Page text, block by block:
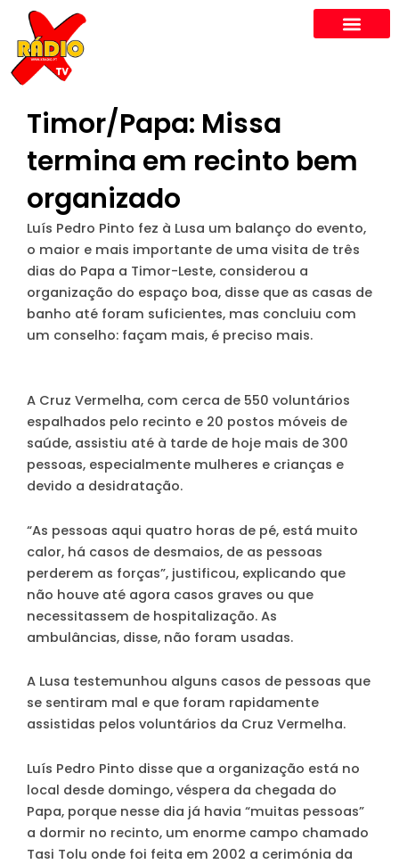
content
Timor/Papa: Missa
termina em recinto bem
organizado
Luís Pedro Pinto fez à Lusa um balanço do evento,
o maior e mais importante de uma visita de três
dias do Papa a Timor-Leste, considerou a
organização do espaço boa, disse que as casas de
banho até foram suficientes, mas concluiu com
um conselho: façam mais, é preciso mais.
A Cruz Vermelha, com cerca de 550 voluntários
espalhados pelo recinto e 20 postos móveis de
saúde, assistiu até à tarde de hoje mais de 300
pessoas, especialmente mulheres e crianças e
devido a desidratação.
“As pessoas aqui quatro horas de pé, está muito
calor, há casos de desmaios, de as pessoas
perderem as forças”, justificou, explicando que
não houve até agora casos graves ou que
necessitassem de hospitalização. As
ambulâncias, disse, não foram usadas.
A Lusa testemunhou alguns casos de pessoas que
se sentiram mal e que foram rapidamente
assistidas pelos voluntários da Cruz Vermelha.
Luís Pedro Pinto disse que a organização está no
local desde domingo, véspera da chegada do
Papa, porque nesse dia já havia “muitas pessoas”
a dormir no recinto, um enorme campo chamado
Tasi Tolu onde foi feita em 2002 a cerimónia da